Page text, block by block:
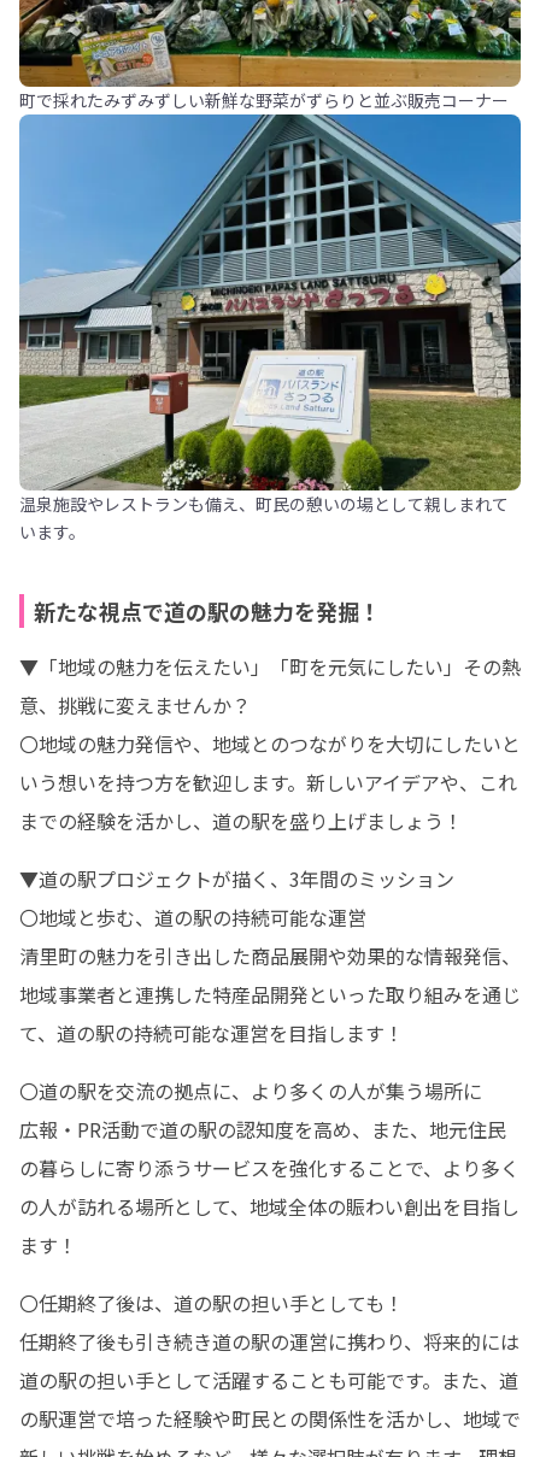
町で採れたみずみずしい新鮮な野菜がずらりと並ぶ販売コーナー
温泉施設やレストランも備え、町民の憩いの場として親しまれて
います。
新たな視点で道の駅の魅力を発掘！
▼「地域の魅力を伝えたい」「町を元気にしたい」その熱
意、挑戦に変えませんか？
〇地域の魅力発信や、地域とのつながりを大切にしたいと
いう想いを持つ方を歓迎します。新しいアイデアや、これ
までの経験を活かし、道の駅を盛り上げましょう！
▼道の駅プロジェクトが描く、3年間のミッション
〇地域と歩む、道の駅の持続可能な運営
清里町の魅力を引き出した商品展開や効果的な情報発信、
地域事業者と連携した特産品開発といった取り組みを通じ
て、道の駅の持続可能な運営を目指します！
〇道の駅を交流の拠点に、より多くの人が集う場所に
広報・PR活動で道の駅の認知度を高め、また、地元住民
の暮らしに寄り添うサービスを強化することで、より多く
の人が訪れる場所として、地域全体の賑わい創出を目指し
ます！
〇任期終了後は、道の駅の担い手としても！
任期終了後も引き続き道の駅の運営に携わり、将来的には
道の駅の担い手として活躍することも可能です。また、道
の駅運営で培った経験や町民との関係性を活かし、地域で